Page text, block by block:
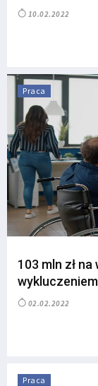
10.02.2022
Praca
103 mln zł
02.02.2022
Praca